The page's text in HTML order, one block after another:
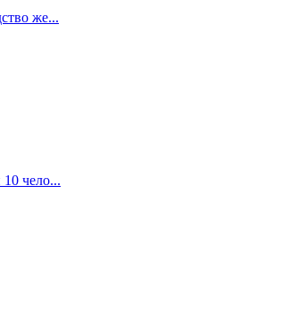
же...
чело...